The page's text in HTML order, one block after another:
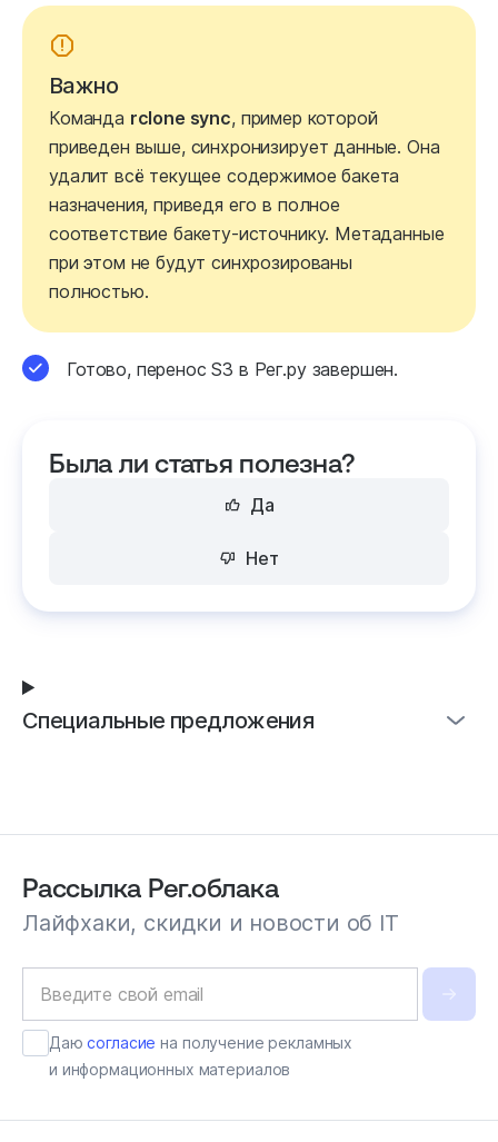
Важно
Команда rclone sync, пример которой
приведен выше, синхронизирует данные. Она
удалит всё текущее содержимое бакета
назначения, приведя его в полное
соответствие бакету-источнику. Метаданные
при этом не будут синхрозированы
полностью.
Готово, перенос S3 в Рег.ру завершен.
Была ли статья полезна?
Да
Нет
Специальные предложения
Рассылка Рег.облака
Лайфхаки, скидки и новости об IT
Даюсогласие на получение рекламных
и информационных материалов